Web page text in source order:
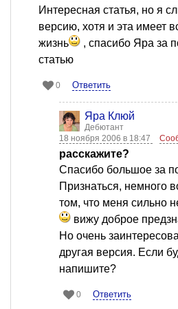
Интересная статья, но я
версию, хотя и эта имеет
жизнь
, спасибо Яра за
статью
0 Ответить
Яра Клюй
Дебютант
18 ноября 2006 в 18:47
расскажите?
Спасибо большое за
Признаться, немного
том, что меня сильно
вижу доброе
Но очень
другая версия. Если
напишите?
0 Ответить